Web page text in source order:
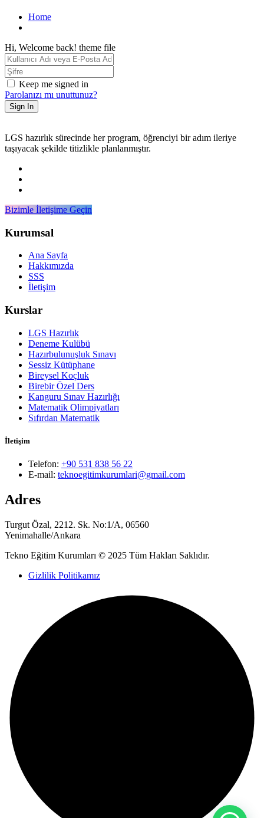
Home
Hi, Welcome back! theme file
Keep me signed in
Parolanızı mı unuttunuz?
Sign In
LGS hazırlık sürecinde her program, öğrenciyi bir adım ileriye
taşıyacak şekilde titizlikle planlanmıştır.
Bizimle İletişime Geçin
Kurumsal
Ana Sayfa
Hakkımızda
SSS
İletişim
Kurslar
LGS Hazırlık
Deneme Kulübü
Hazırbulunuşluk Sınavı
Sessiz Kütüphane
Bireysel Koçluk
Birebir Özel Ders
Kanguru Sınav Hazırlığı
Matematik Olimpiyatları
Sıfırdan Matematik
İletişim
Telefon: +90 531 838 56 22
E-mail: teknoegitimkurumlari@gmail.com
Adres
Turgut Özal, 2212. Sk. No:1/A, 06560
Yenimahalle/Ankara
Tekno Eğitim Kurumları © 2025 Tüm Hakları Saklıdır.
Gizlilik Politikamız